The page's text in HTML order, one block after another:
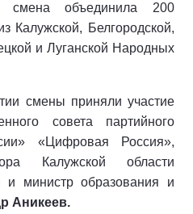
смена объединила 200
Калужской, Белгородской,
и Луганской Народных
смены приняли участие
совета партийного
«Цифровая Россия»,
Калужской области
и министр образования и
Аникеев.